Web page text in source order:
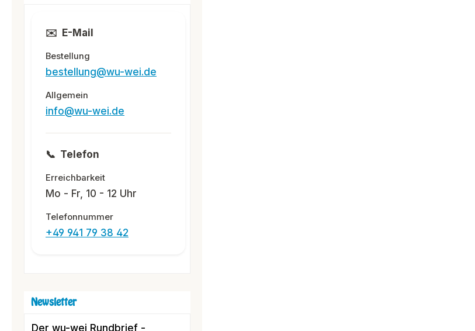
✉️ E-Mail
Bestellung
bestellung@wu-wei.de
Allgemein
info@wu-wei.de
📞 Telefon
Erreichbarkeit
Mo - Fr, 10 - 12 Uhr
Telefonnummer
+49 941 79 38 42
Newsletter
Der wu-wei Rundbrief -